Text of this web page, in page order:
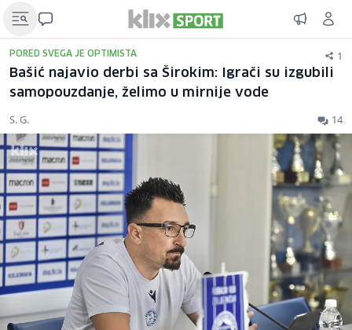
PORED SVEGA JE OPTIMISTA 1
Bašić najavio derbi sa Širokim: Igrači su izgubili
samopouzdanje, želimo u mirnije vode
S. G. 14